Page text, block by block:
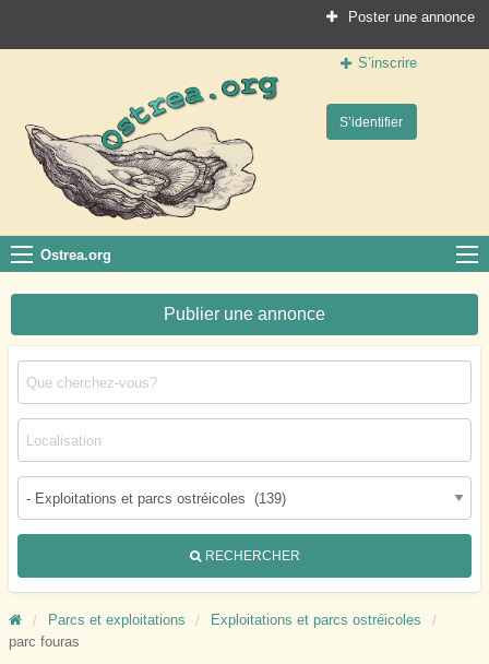
Poster une annonce
S’inscrire
S’identifier
Ostrea.org
Le site des professionnels de la conchyliculture
Ostrea.org
Publier une annonce
RECHERCHER
Parcs et exploitations
Exploitations et parcs ostréicoles
parc fouras